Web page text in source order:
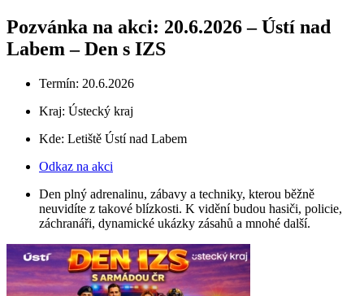
Pozvánka na akci: 20.6.2026 – Ústí nad
Labem – Den s IZS
Termín: 20.6.2026
Kraj: Ústecký kraj
Kde: Letiště Ústí nad Labem
Odkaz na akci
Den plný adrenalinu, zábavy a techniky, kterou běžně
neuvidíte z takové blízkosti. K vidění budou hasiči, policie,
záchranáři, dynamické ukázky zásahů a mnohé další.